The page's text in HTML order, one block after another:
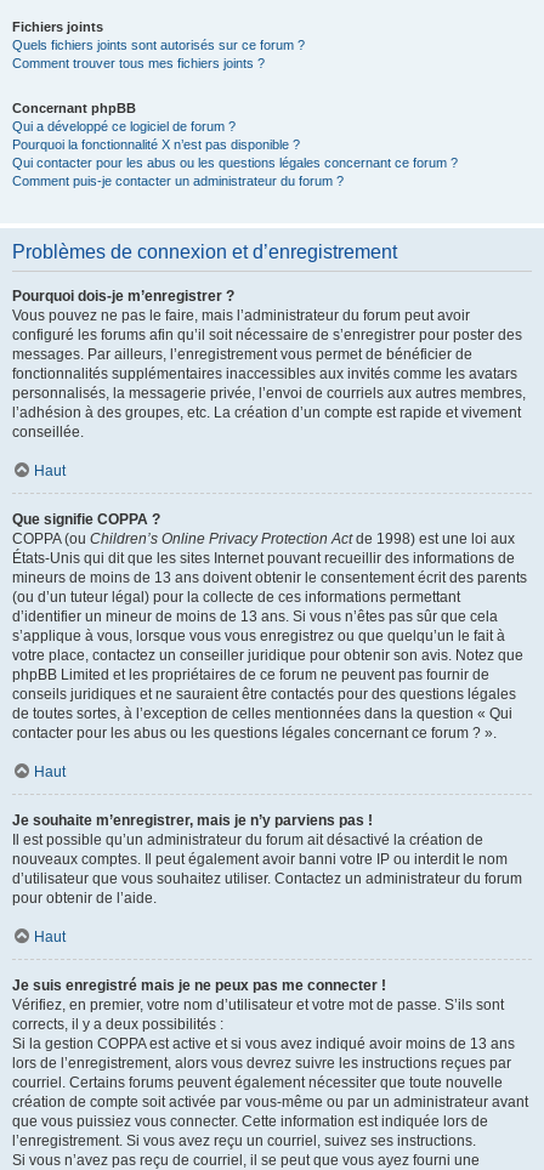
Fichiers joints
Quels fichiers joints sont autorisés sur ce forum ?
Comment trouver tous mes fichiers joints ?
Concernant phpBB
Qui a développé ce logiciel de forum ?
Pourquoi la fonctionnalité X n’est pas disponible ?
Qui contacter pour les abus ou les questions légales concernant ce forum ?
Comment puis-je contacter un administrateur du forum ?
Problèmes de connexion et d’enregistrement
Pourquoi dois-je m’enregistrer ?
Vous pouvez ne pas le faire, mais l’administrateur du forum peut avoir
configuré les forums afin qu’il soit nécessaire de s’enregistrer pour poster des
messages. Par ailleurs, l’enregistrement vous permet de bénéficier de
fonctionnalités supplémentaires inaccessibles aux invités comme les avatars
personnalisés, la messagerie privée, l’envoi de courriels aux autres membres,
l’adhésion à des groupes, etc. La création d’un compte est rapide et vivement
conseillée.
Haut
Que signifie COPPA ?
COPPA (ou Children’s Online Privacy Protection Actde 1998) est une loi aux
États-Unis qui dit que les sites Internet pouvant recueillir des informations de
mineurs de moins de 13 ans doivent obtenir le consentement écrit des parents
(ou d’un tuteur légal) pour la collecte de ces informations permettant
d’identifier un mineur de moins de 13 ans. Si vous n’êtes pas sûr que cela
s’applique à vous, lorsque vous vous enregistrez ou que quelqu’un le fait à
votre place, contactez un conseiller juridique pour obtenir son avis. Notez que
phpBB Limited et les propriétaires de ce forum ne peuvent pas fournir de
conseils juridiques et ne sauraient être contactés pour des questions légales
de toutes sortes, à l’exception de celles mentionnées dans la question « Qui
contacter pour les abus ou les questions légales concernant ce forum ? ».
Haut
Je souhaite m’enregistrer, mais je n’y parviens pas !
Il est possible qu’un administrateur du forum ait désactivé la création de
nouveaux comptes. Il peut également avoir banni votre IP ou interdit le nom
d’utilisateur que vous souhaitez utiliser. Contactez un administrateur du forum
pour obtenir de l’aide.
Haut
Je suis enregistré mais je ne peux pas me connecter !
Vérifiez, en premier, votre nom d’utilisateur et votre mot de passe. S’ils sont
corrects, il y a deux possibilités :
Si la gestion COPPA est active et si vous avez indiqué avoir moins de 13 ans
lors de l’enregistrement, alors vous devrez suivre les instructions reçues par
courriel. Certains forums peuvent également nécessiter que toute nouvelle
création de compte soit activée par vous-même ou par un administrateur avant
que vous puissiez vous connecter. Cette information est indiquée lors de
l’enregistrement. Si vous avez reçu un courriel, suivez ses instructions.
Si vous n’avez pas reçu de courriel, il se peut que vous ayez fourni une